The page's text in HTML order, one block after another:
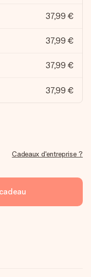
37,99 €
37,99 €
37,99 €
37,99 €
Cadeaux d'entreprise ?